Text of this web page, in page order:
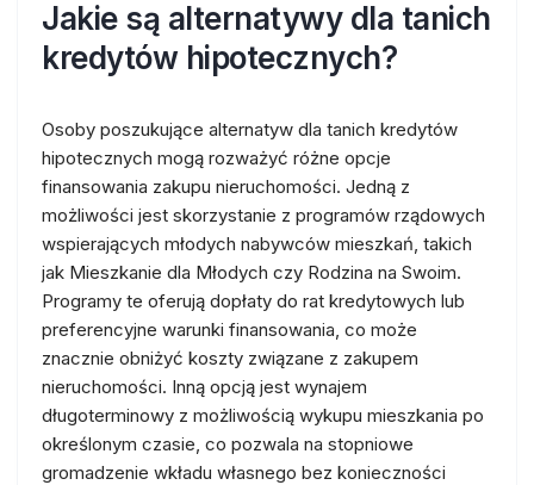
Jakie są alternatywy dla tanich
kredytów hipotecznych?
Osoby poszukujące alternatyw dla tanich kredytów
hipotecznych mogą rozważyć różne opcje
finansowania zakupu nieruchomości. Jedną z
możliwości jest skorzystanie z programów rządowych
wspierających młodych nabywców mieszkań, takich
jak Mieszkanie dla Młodych czy Rodzina na Swoim.
Programy te oferują dopłaty do rat kredytowych lub
preferencyjne warunki finansowania, co może
znacznie obniżyć koszty związane z zakupem
nieruchomości. Inną opcją jest wynajem
długoterminowy z możliwością wykupu mieszkania po
określonym czasie, co pozwala na stopniowe
gromadzenie wkładu własnego bez konieczności